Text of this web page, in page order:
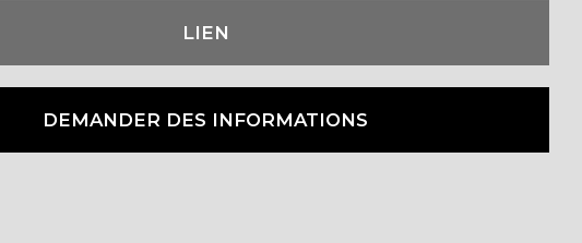
LIEN
DEMANDER DES INFORMATIONS